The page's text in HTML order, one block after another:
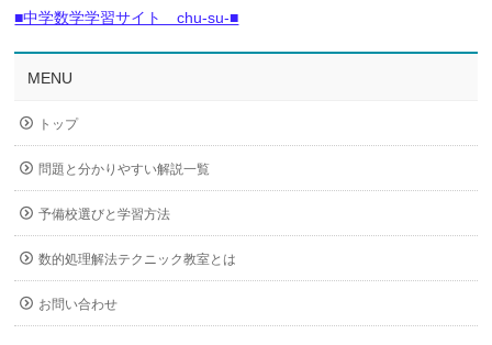
■中学数学学習サイト chu-su-■
MENU
トップ
問題と分かりやすい解説一覧
予備校選びと学習方法
数的処理解法テクニック教室とは
お問い合わせ